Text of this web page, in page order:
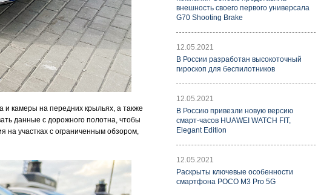
и камеры на передних крыльях, а также
данные с дорожного полотна, чтобы
на участках с ограниченным обзором,
внешность своего первого универсала
G70 Shooting Brake
12.05.2021
В России разработан высокоточный
гироскоп для беспилотников
12.05.2021
В Россию привезли новую версию
смарт-часов HUAWEI WATCH FIT,
Elegant Edition
12.05.2021
Раскрыты ключевые особенности
смартфона POCO M3 Pro 5G